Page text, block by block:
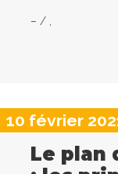
– / ,
10 février
Le plan